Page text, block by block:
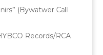
(Bywatwer Call
Records/RCA